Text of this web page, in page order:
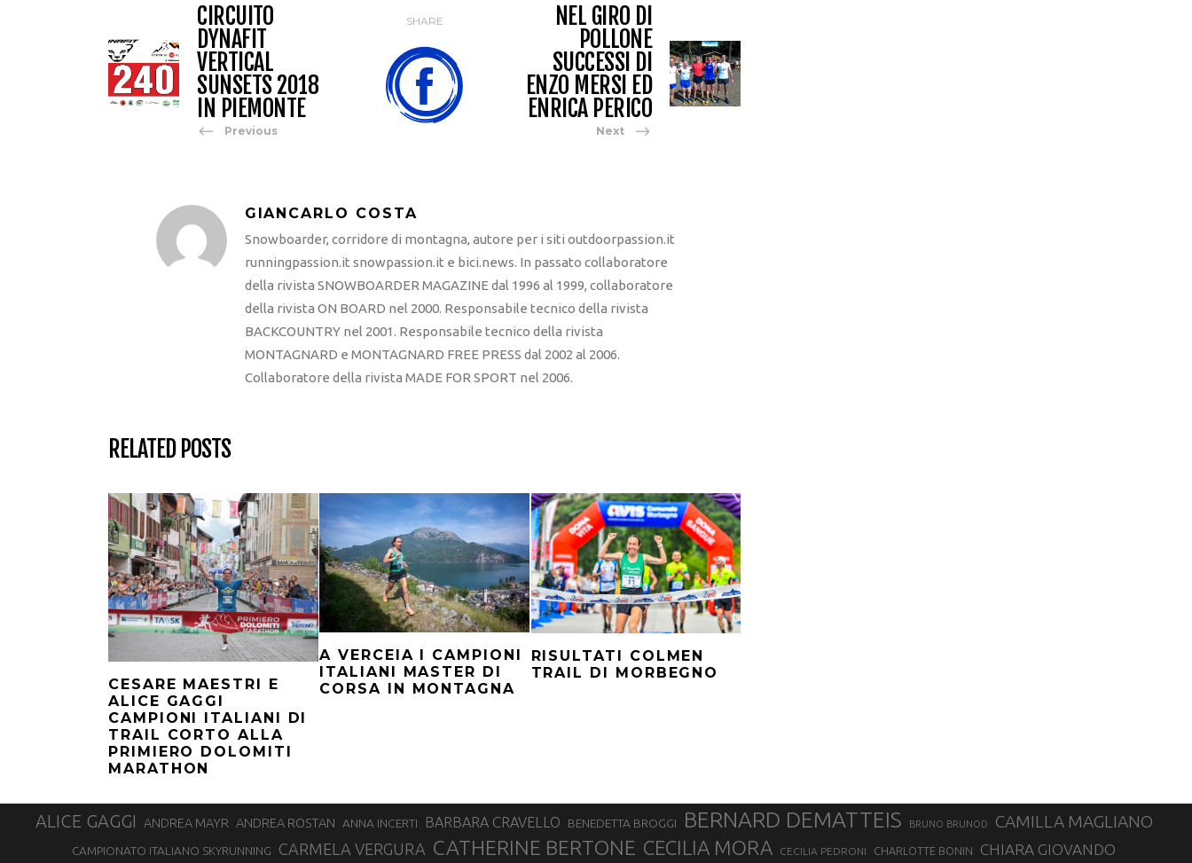
CIRCUITO
DYNAFIT
VERTICAL
SUNSETS 2018
IN PIEMONTE
Previous
SHARE
NEL GIRO DI
POLLONE
SUCCESSI DI
ENZO MERSI ED
ENRICA PERICO
Next
GIANCARLO COSTA
Snowboarder, corridore di montagna, autore per i siti outdoorpassion.it
runningpassion.it snowpassion.it e bici.news. In passato collaboratore
della rivista SNOWBOARDER MAGAZINE dal 1996 al 1999, collaboratore
della rivista ON BOARD nel 2000. Responsabile tecnico della rivista
BACKCOUNTRY nel 2001. Responsabile tecnico della rivista
MONTAGNARD e MONTAGNARD FREE PRESS dal 2002 al 2006.
Collaboratore della rivista MADE FOR SPORT nel 2006.
RELATED POSTS
CESARE MAESTRI E
ALICE GAGGI
CAMPIONI ITALIANI DI
TRAIL CORTO ALLA
PRIMIERO DOLOMITI
MARATHON
A VERCEIA I CAMPIONI
ITALIANI MASTER DI
CORSA IN MONTAGNA
RISULTATI COLMEN
TRAIL DI MORBEGNO
ALICE GAGGI ANDREA MAYR ANDREA ROSTAN ANNA INCERTI BARBARA CRAVELLO BENEDETTA BROGGI BERNARD DEMATTEIS BRUNO BRUNOD CAMILLA MAGLIANO
CAMPIONATO ITALIANO SKYRUNNING CARMELA VERGURA CATHERINE BERTONE CECILIA MORA CECILIA PEDRONI CHARLOTTE BONIN CHIARA GIOVANDO